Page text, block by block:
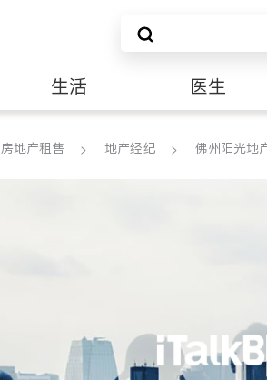
生活 医生
非盈利组织
房地产租售 地产经纪 佛州阳光地